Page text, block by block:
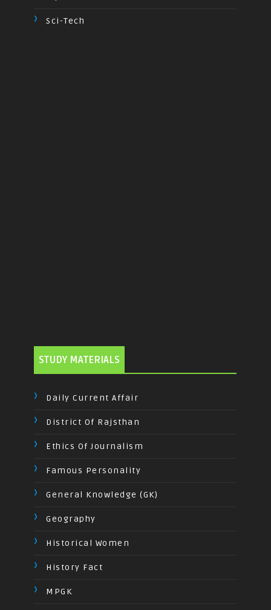
Sci-Tech
STUDY MATERIALS
Daily Current Affair
District Of Rajsthan
Ethics Of Journalism
Famous Personality
General Knowledge (GK)
Geography
Historical Women
History Fact
MPGK